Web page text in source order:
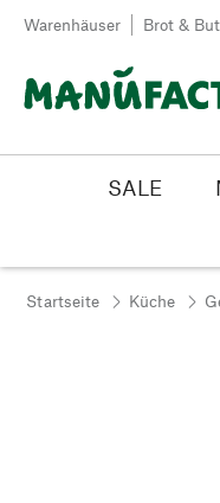
Zum Inhalt springen
Warenhäuser Brot &
SALE
Startseite Küche